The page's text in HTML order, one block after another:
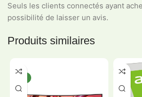
Seuls les clients connectés ayant
possibilité de laisser un avis.
Produits similaires
-5%